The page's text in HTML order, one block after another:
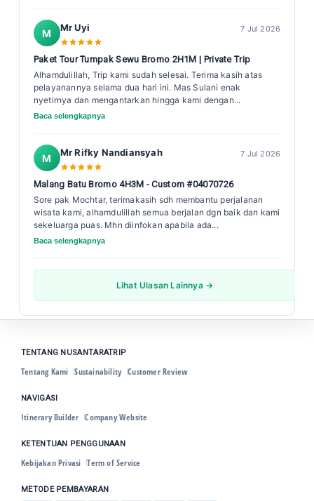
M Mr Uyi 7 Jul 2026
Paket Tour Tumpak Sewu Bromo 2H1M | Private Trip
Alhamdulillah, Trip kami sudah selesai. Terima kasih atas
pelayanannya selama dua hari ini. Mas Sulani enak
nyetirnya dan mengantarkan hingga kami dengan...
Baca selengkapnya
M Mr Rifky Nandiansyah 7 Jul 2026
Malang Batu Bromo 4H3M - Custom #04070726
Sore pak Mochtar, terimakasih sdh membantu perjalanan
wisata kami, alhamdulillah semua berjalan dgn baik dan kami
sekeluarga puas. Mhn diinfokan apabila ada...
Baca selengkapnya
Lihat Ulasan Lainnya →
TENTANG NUSANTARATRIP
Tentang Kami Sustainability Customer Review
NAVIGASI
Itinerary Builder Company Website
KETENTUAN PENGGUNAAN
Kebijakan Privasi Term of Service
METODE PEMBAYARAN